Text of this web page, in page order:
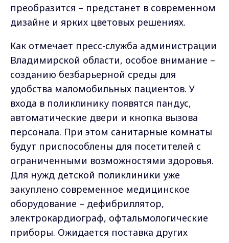
преобразится – предстанет в современном
дизайне и ярких цветовых решениях.
Как отмечает пресс-служба администрации
Владимирской области, особое внимание –
созданию безбарьерной среды для
удобства маломобильных пациентов. У
входа в поликлинику появятся пандус,
автоматические двери и кнопка вызова
персонала. При этом санитарные комнаты
будут приспособлены для посетителей с
ограниченными возможностями здоровья.
Для нужд детской поликлиники уже
закуплено современное медицинское
оборудование – дефибриллятор,
электрокардиограф, офтальмологические
приборы. Ожидается поставка других